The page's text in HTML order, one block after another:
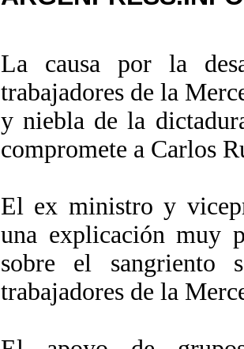
La causa por la
trabajadores de la
y niebla de la
compromete a Carlos
El ex ministro y
una explicación muy
sobre el sangriento
trabajadores de la